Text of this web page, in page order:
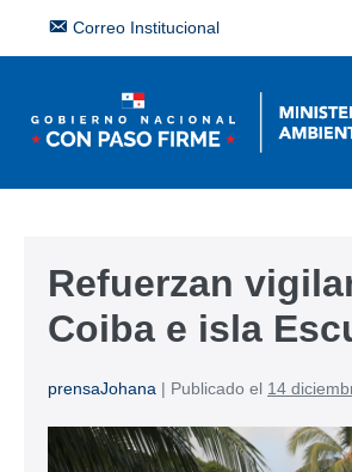
Correo Institucional
Refuerzan
Coiba e isla
prensaJohana | Publicado el 14